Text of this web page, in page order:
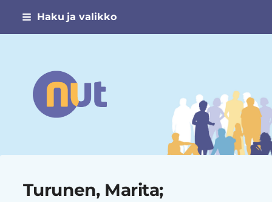
Siirry
Haku ja valikko
Narsismin uhrien tuki ry
Turunen, Marita;